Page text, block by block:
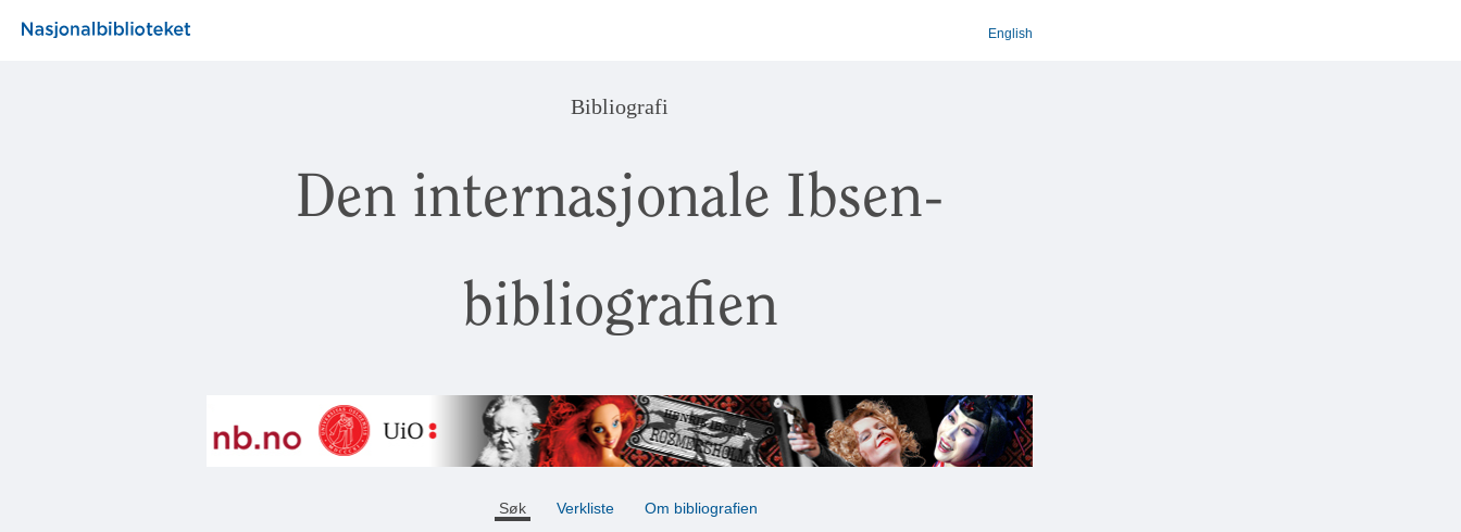
English
Bibliografi
Den internasjonale Ibsen-
bibliografien
Søk Verkliste Om bibliografien